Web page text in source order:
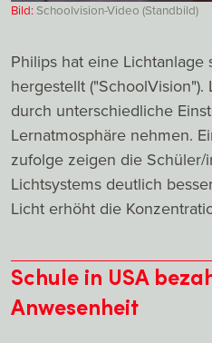
Bild:Schoolvision-Video (Standbild)
Philips hat eine
hergestellt
durch unterschiedliche
Lernatmosphäre nehmen.
zufolge zeigen die
Lichtsystems deutlich
Licht erhöht die
Schule in USA
Anwesenheit